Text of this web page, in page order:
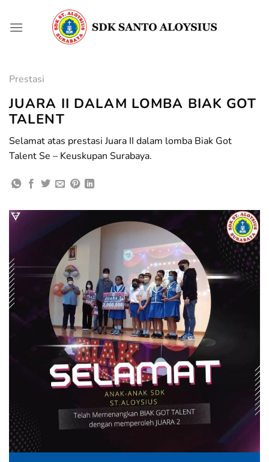
Prestasi
JUARA II DALAM LOMBA BIAK GOT
TALENT
Selamat atas prestasi Juara II dalam lomba Biak Got
Talent Se – Keuskupan Surabaya.